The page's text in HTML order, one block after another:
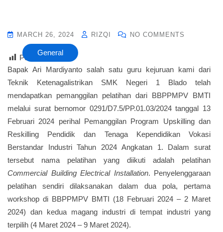
General
MARCH 26, 2024 RIZQI NO COMMENTS
Post Views : 12
Bapak Ari Mardiyanto salah satu guru kejuruan kami dari
Teknik Ketenagalistrikan SMK Negeri 1 Blado telah
mendapatkan pemanggilan pelatihan dari BBPPMPV BMTI
melalui surat bernomor 0291/D7.5/PP.01.03/2024 tanggal 13
Februari 2024 perihal Pemanggilan Program Upskilling dan
Reskilling Pendidik dan Tenaga Kependidikan Vokasi
Berstandar Industri Tahun 2024 Angkatan 1. Dalam surat
tersebut nama pelatihan yang diikuti adalah pelatihan
Commercial Building Electrical Installation. Penyelenggaraan
pelatihan sendiri dilaksanakan dalam dua pola, pertama
workshop di BBPPMPV BMTI (18 Februari 2024 – 2 Maret
2024) dan kedua magang industri di tempat industri yang
terpilih (4 Maret 2024 – 9 Maret 2024).